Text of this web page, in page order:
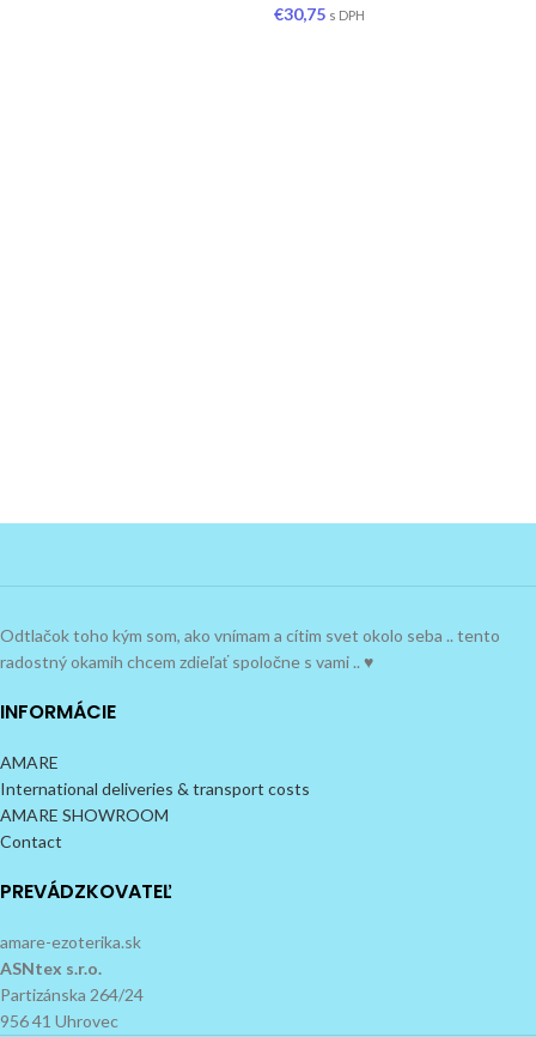
€30,75 s DPH
Odtlačok toho kým som, ako vnímam a cítim svet okolo seba .. tento
radostný okamih chcem zdieľať spoločne s vami .. ♥
INFORMÁCIE
AMARE
International deliveries & transport costs
AMARE SHOWROOM
Contact
PREVÁDZKOVATEĽ
amare-ezoterika.sk
ASNtex s.r.o.
Partizánska 264/24
956 41 Uhrovec